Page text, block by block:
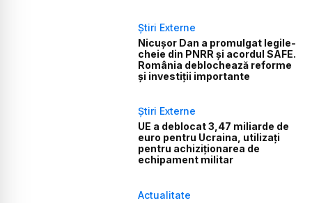
Știri Externe
Nicușor Dan a promulgat legile-
cheie din PNRR și acordul SAFE.
România deblochează reforme
și investiții importante
Știri Externe
UE a deblocat 3,47 miliarde de
euro pentru Ucraina, utilizați
pentru achiziționarea de
echipament militar
Actualitate